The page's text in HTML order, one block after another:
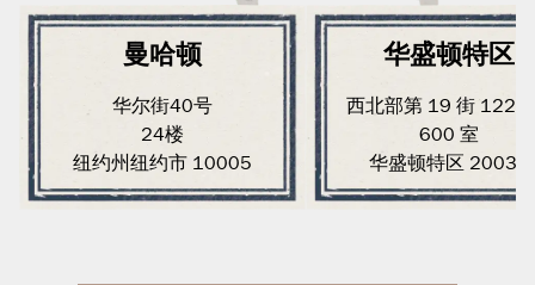
曼哈顿
华尔街40号
24楼
纽约州纽约市 10005
华盛顿特区
西北部第 19 街 1220
600 室
华盛顿特区 20036